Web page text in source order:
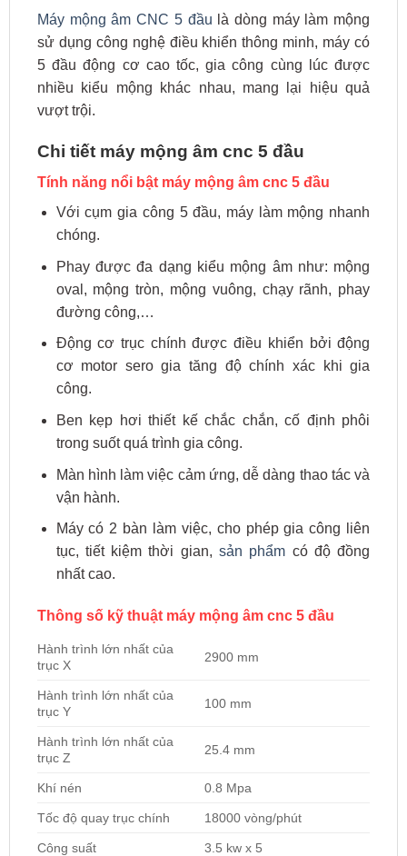
Máy mộng âm CNC 5 đầu là dòng máy làm mộng
sử dụng công nghệ điều khiển thông minh, máy có
5 đầu động cơ cao tốc, gia công cùng lúc được
nhiều kiểu mộng khác nhau, mang lại hiệu quả
vượt trội.
Chi tiết máy mộng âm cnc 5 đầu
Tính năng nổi bật máy mộng âm cnc 5 đầu
Với cụm gia công 5 đầu, máy làm mộng nhanh
chóng.
Phay được đa dạng kiểu mộng âm như: mộng
oval, mộng tròn, mộng vuông, chạy rãnh, phay
đường công,…
Động cơ trục chính được điều khiển bởi động
cơ motor sero gia tăng độ chính xác khi gia
công.
Ben kẹp hơi thiết kế chắc chắn, cố định phôi
trong suốt quá trình gia công.
Màn hình làm việc cảm ứng, dễ dàng thao tác và
vận hành.
Máy có 2 bàn làm việc, cho phép gia công liên
tục, tiết kiệm thời gian,sản phẩm có độ đồng
nhất cao.
Thông số kỹ thuật máy mộng âm cnc 5 đầu
Hành trình lớn nhất của
trục X
2900 mm
Hành trình lớn nhất của
trục Y
100 mm
Hành trình lớn nhất của
trục Z
25.4 mm
Khí nén 0.8 Mpa
Tốc độ quay trục chính 18000 vòng/phút
Công suất 3.5 kw x 5